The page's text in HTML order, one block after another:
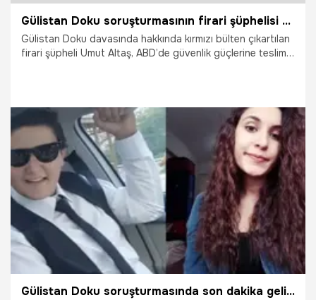
Gülistan Doku soruşturmasının firari şüphelisi Altaş ABD'de gözaltına alındı
Gülistan Doku davasında hakkında kırmızı bülten çıkartılan
firari şüpheli Umut Altaş, ABD’de güvenlik güçlerine teslim
22.05.2026 Vatan TV
Gülistan Doku soruşturmasında son dakika gelişmesi! Firari şüpheli Umut Altaş ABD'de teslim oldu